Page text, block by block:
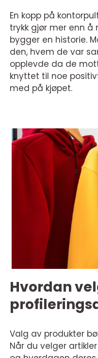
En kopp på
trykk gjør mer enn å
bygger en historie.
den, hvem de var
opplevde da de
knyttet til noe
med på kjøpet.
Hvordan
Valg av produkter
Når du velger